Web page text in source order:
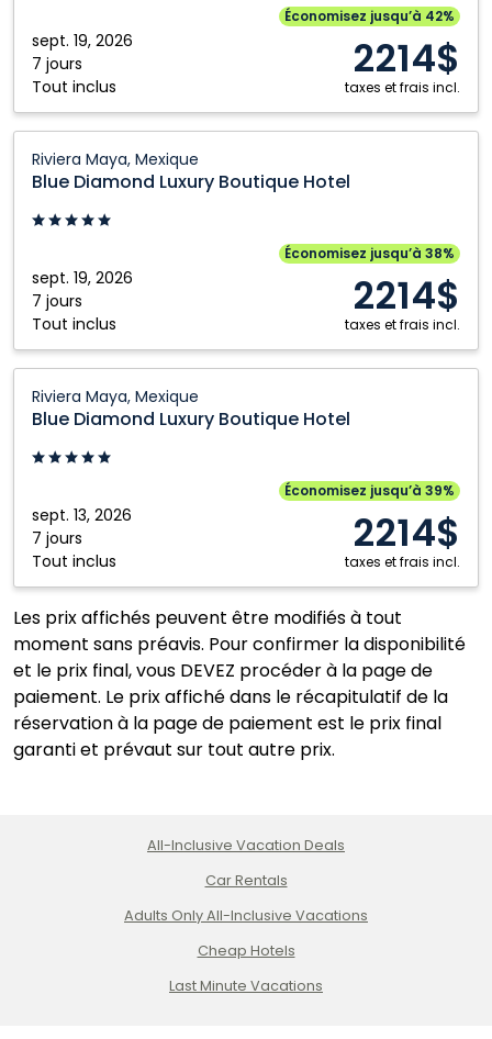
sept. 19, 2026
7 jours
Tout inclus
Économisez jusqu’à 42%
2214$
taxes et frais incl.
Riviera
Maya,
Mexique
Riviera Maya, Mexique
Blue Diamond Luxury Boutique Hotel
sept. 19, 2026
7 jours
Tout inclus
Économisez jusqu’à 38%
2214$
taxes et frais incl.
Diamond
Luxury
Boutique
Riviera
Maya,
Mexique
Riviera Maya, Mexique
Blue Diamond Luxury Boutique Hotel
sept. 13, 2026
7 jours
Tout inclus
Économisez jusqu’à 39%
2214$
taxes et frais incl.
Diamond
Luxury
Boutique
Riviera
Maya,
Mexique
Les prix affichés peuvent être modifiés à tout
moment sans préavis. Pour confirmer la disponibilité
et le prix final, vous DEVEZ procéder à la page de
paiement. Le prix affiché dans le récapitulatif de la
réservation à la page de paiement est le prix final
garanti et prévaut sur tout autre prix.
All-Inclusive Vacation Deals
Car Rentals
Adults Only All-Inclusive Vacations
Cheap Hotels
Last Minute Vacations